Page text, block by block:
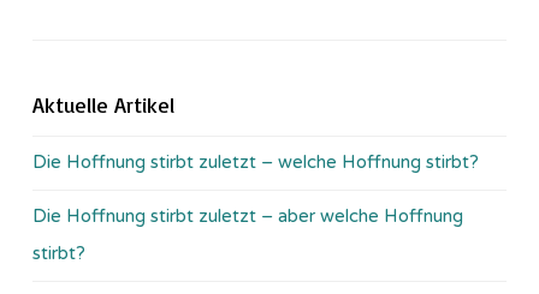
Aktuelle Artikel
Die Hoffnung stirbt zuletzt – welche Hoffnung stirbt?
Die Hoffnung stirbt zuletzt – aber welche Hoffnung
stirbt?